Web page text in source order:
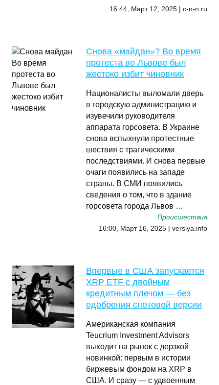
16:44, Март 12, 2025 | c-n-n.ru
Снова «майдан»? Во время
протеста во Львове был
жестоко избит чиновник
Националисты выломали дверь
в городскую администрацию и
изувечили руководителя
аппарата горсовета. В Украине
снова вспыхнули протестные
шествия с трагическими
последствиями. И снова первые
очаги появились на западе
страны. В СМИ появились
сведения о том, что в здание
горсовета города Львов …
Происшествия
16:00, Март 16, 2025 | versiya.info
Впервые в США запускается
XRP ETF с двойным
кредитным плечом — без
одобрения спотовой версии
Американская компания
Teucrium Investment Advisors
выходит на рынок с дерзкой
новинкой: первым в истории
биржевым фондом на XRP в
США. И сразу — с удвоенным